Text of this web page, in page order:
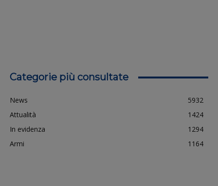
Categorie più consultate
News
5932
Attualità
1424
In evidenza
1294
Armi
1164